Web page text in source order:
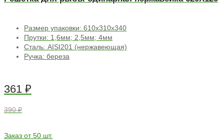
Размер упаковки: 610х310х340
Прутки: 1,6мм; 2,5мм; 4мм
Сталь: AISI201 (нержавеющая)
Ручка: береза
361 ₽
390 ₽
Заказ от 50 шт.